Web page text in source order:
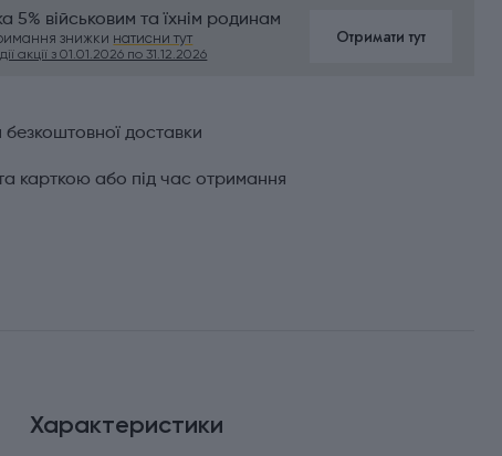
5% військовим та їхнім родинам
знижки натисни тут
акції з 01.01.2026 по 31.12.2026
Отримати тут
безкоштовної доставки
карткою або під час отримання
Характеристики